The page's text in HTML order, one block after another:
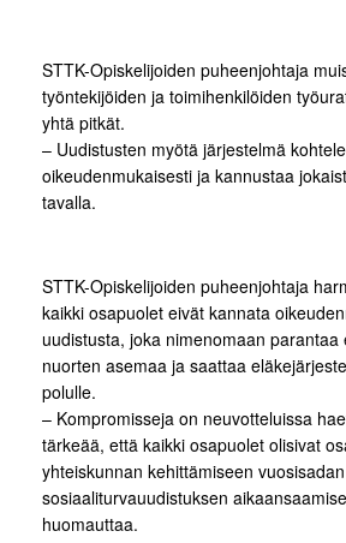
STTK-Opiskelijoiden puheenjohtaja
työntekijöiden ja toimihenkilöiden
yhtä pitkät.
– Uudistusten myötä järjestelmä
oikeudenmukaisesti ja kannustaa
tavalla.
STTK-Opiskelijoiden puheenjohtaja
kaikki osapuolet eivät kannata
uudistusta, joka nimenomaan parantaa
nuorten asemaa ja saattaa
polulle.
– Kompromisseja on neuvotteluissa
tärkeää, että kaikki osapuolet olisivat
yhteiskunnan kehittämiseen
sosiaaliturvauudistuksen
huomauttaa.